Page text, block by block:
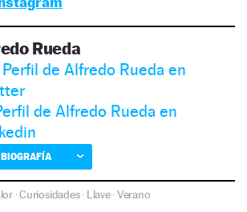
Rueda
Perfil de Alfredo Rueda en
de Alfredo Rueda en
·Curiosidades· Llave·Verano